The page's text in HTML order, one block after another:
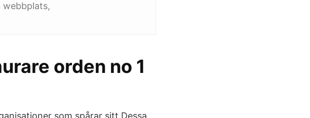
orden no 1
som spårar sitt Dessa